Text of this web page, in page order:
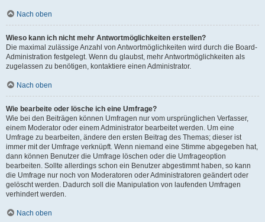
Nach oben
Wieso kann ich nicht mehr Antwortmöglichkeiten erstellen?
Die maximal zulässige Anzahl von Antwortmöglichkeiten wird durch die Board-
Administration festgelegt. Wenn du glaubst, mehr Antwortmöglichkeiten als
zugelassen zu benötigen, kontaktiere einen Administrator.
Nach oben
Wie bearbeite oder lösche ich eine Umfrage?
Wie bei den Beiträgen können Umfragen nur vom ursprünglichen Verfasser,
einem Moderator oder einem Administrator bearbeitet werden. Um eine
Umfrage zu bearbeiten, ändere den ersten Beitrag des Themas; dieser ist
immer mit der Umfrage verknüpft. Wenn niemand eine Stimme abgegeben hat,
dann können Benutzer die Umfrage löschen oder die Umfrageoption
bearbeiten. Sollte allerdings schon ein Benutzer abgestimmt haben, so kann
die Umfrage nur noch von Moderatoren oder Administratoren geändert oder
gelöscht werden. Dadurch soll die Manipulation von laufenden Umfragen
verhindert werden.
Nach oben